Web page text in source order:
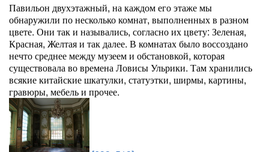
Павильон двухэтажный, на каждом его этаже мы
обнаружили по несколько комнат, выполненных в разном
цвете. Они так и назывались, согласно их цвету: Зеленая,
Красная, Желтая и так далее. В комнатах было воссоздано
нечто среднее между музеем и обстановкой, которая
существовала во времена Ловисы Ульрики. Там хранились
всякие китайские шкатулки, статуэтки, ширмы, картины,
гравюры, мебель и прочее.